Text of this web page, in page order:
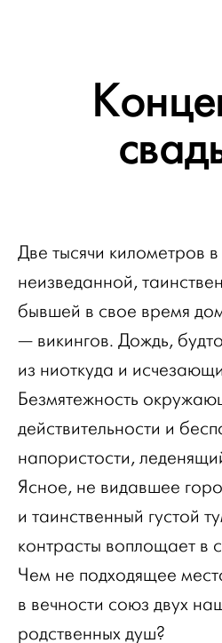
Две тысячи километров
неизведанной,
бывшей в свое время
— викингов. Дождь,
из ниоткуда и
Безмятежность
действительности и
напористости,
Ясное, не видавшее
и таинственный густой
контрасты воплощает в
Чем не подходящее
в вечности союз двух
родственных душ?